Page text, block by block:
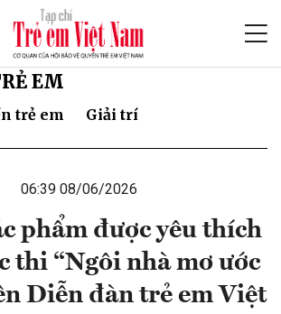
EM
trẻ em Giải trí
06:39 08/06/2026
phẩm được yêu thích
thi “Ngôi nhà mơ ước
Diễn đàn trẻ em Việt